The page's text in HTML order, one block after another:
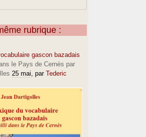
rubrique :
gascon bazadais
le Pays de Cernès par
25 mai, par Tederic